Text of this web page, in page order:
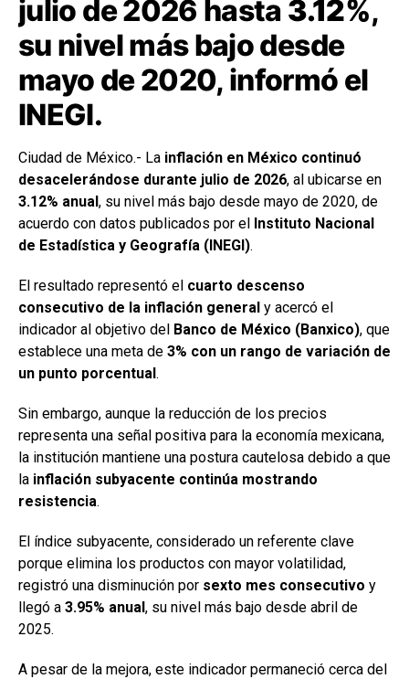
julio de 2026 hasta 3.12%,
su nivel más bajo desde
mayo de 2020, informó el
INEGI.
Ciudad de México.- La inflación en México continuó
desacelerándose durante julio de 2026, al ubicarse en
3.12% anual, su nivel más bajo desde mayo de 2020, de
acuerdo con datos publicados por el Instituto Nacional
de Estadística y Geografía (INEGI).
El resultado representó el cuarto descenso
consecutivo de la inflación general y acercó el
indicador al objetivo del Banco de México (Banxico), que
establece una meta de 3% con un rango de variación de
un punto porcentual.
Sin embargo, aunque la reducción de los precios
representa una señal positiva para la economía mexicana,
la institución mantiene una postura cautelosa debido a que
la inflación subyacente continúa mostrando
resistencia.
El índice subyacente, considerado un referente clave
porque elimina los productos con mayor volatilidad,
registró una disminución por sexto mes consecutivo y
llegó a 3.95% anual, su nivel más bajo desde abril de
2025.
A pesar de la mejora, este indicador permaneció cerca del